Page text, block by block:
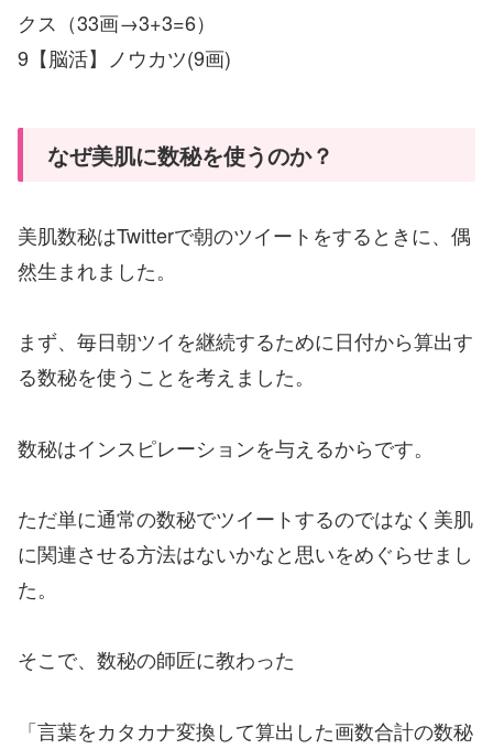
クス（33画→3+3=6）
9【脳活】ノウカツ(9画)
なぜ美肌に数秘を使うのか？
美肌数秘はTwitterで朝のツイートをするときに、偶
然生まれました。
まず、毎日朝ツイを継続するために日付から算出す
る数秘を使うことを考えました。
数秘はインスピレーションを与えるからです。
ただ単に通常の数秘でツイートするのではなく美肌
に関連させる方法はないかなと思いをめぐらせまし
た。
そこで、数秘の師匠に教わった
「言葉をカタカナ変換して算出した画数合計の数秘